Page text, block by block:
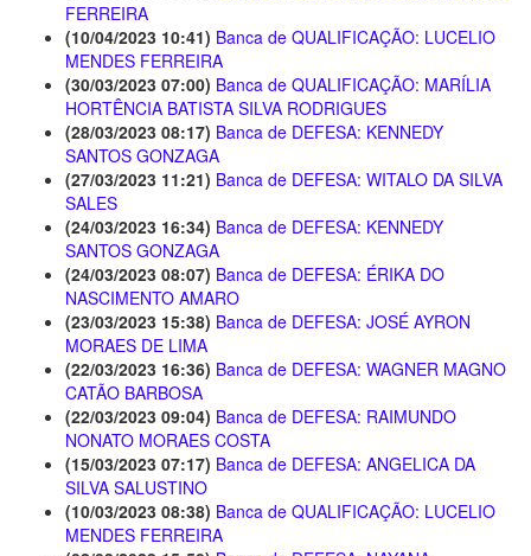
FERREIRA
(10/04/2023 10:41) Banca de QUALIFICAÇÃO: LUCELIO
MENDES FERREIRA
(30/03/2023 07:00) Banca de QUALIFICAÇÃO: MARÍLIA
HORTÊNCIA BATISTA SILVA RODRIGUES
(28/03/2023 08:17) Banca de DEFESA: KENNEDY
SANTOS GONZAGA
(27/03/2023 11:21) Banca de DEFESA: WITALO DA SILVA
SALES
(24/03/2023 16:34) Banca de DEFESA: KENNEDY
SANTOS GONZAGA
(24/03/2023 08:07) Banca de DEFESA: ÉRIKA DO
NASCIMENTO AMARO
(23/03/2023 15:38) Banca de DEFESA: JOSÉ AYRON
MORAES DE LIMA
(22/03/2023 16:36) Banca de DEFESA: WAGNER MAGNO
CATÃO BARBOSA
(22/03/2023 09:04) Banca de DEFESA: RAIMUNDO
NONATO MORAES COSTA
(15/03/2023 07:17) Banca de DEFESA: ANGELICA DA
SILVA SALUSTINO
(10/03/2023 08:38) Banca de QUALIFICAÇÃO: LUCELIO
MENDES FERREIRA